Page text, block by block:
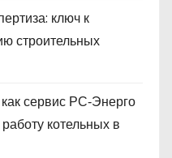
ключ к
строительных
сервис РС‑Энерго
котельных в